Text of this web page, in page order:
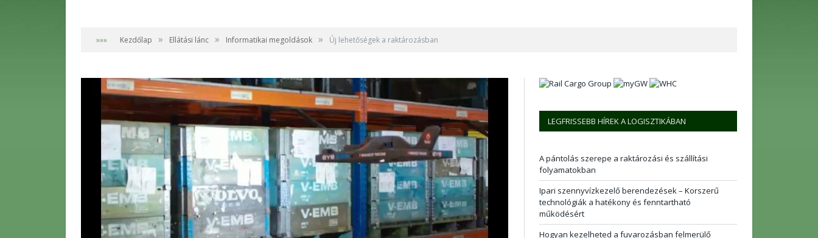
»»» Kezdőlap » Ellátási lánc » Informatikai megoldások » Új lehetőségek a raktározásban
LEGFRISSEBB HÍREK A LOGISZTIKÁBAN
A pántolás szerepe a raktározási és szállítási
folyamatokban
Ipari szennyvízkezelő berendezések – Korszerű
technológiák a hatékony és fenntartható
működésért
Hogyan kezelheted a fuvarozásban felmerülő